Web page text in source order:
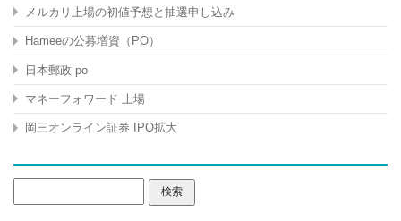
メルカリ上場の初値予想と抽選申し込み
Hameeの公募増資（PO）
日本郵政 po
マネーフォワード 上場
岡三オンライン証券 IPO拡大
索: